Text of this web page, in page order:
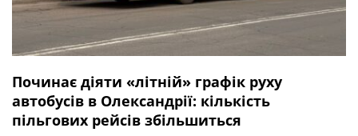
Починає діяти «літній» графік руху
автобусів в Олександрії: кількість
пільгових рейсів збільшиться